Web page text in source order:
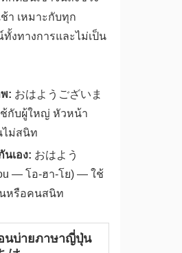
ช้า เหมาะกับทุก
งทางการและไม่เป็น
: おはようございま
กับผู้ใหญ่ หัวหน้า
ม่สนิท
นเอง: おはよう
— โอ-ฮา-โย) — ใช้
หรือคนสนิท
นบ่ายภาษาญี่ปุ่น